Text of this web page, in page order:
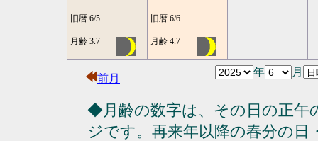
旧暦 6/5
月齢 3.7
旧暦 6/6
月齢 4.7
前月
年 月
◆月齢の数字は、その日の正午
ジです。再来年以降の春分の日